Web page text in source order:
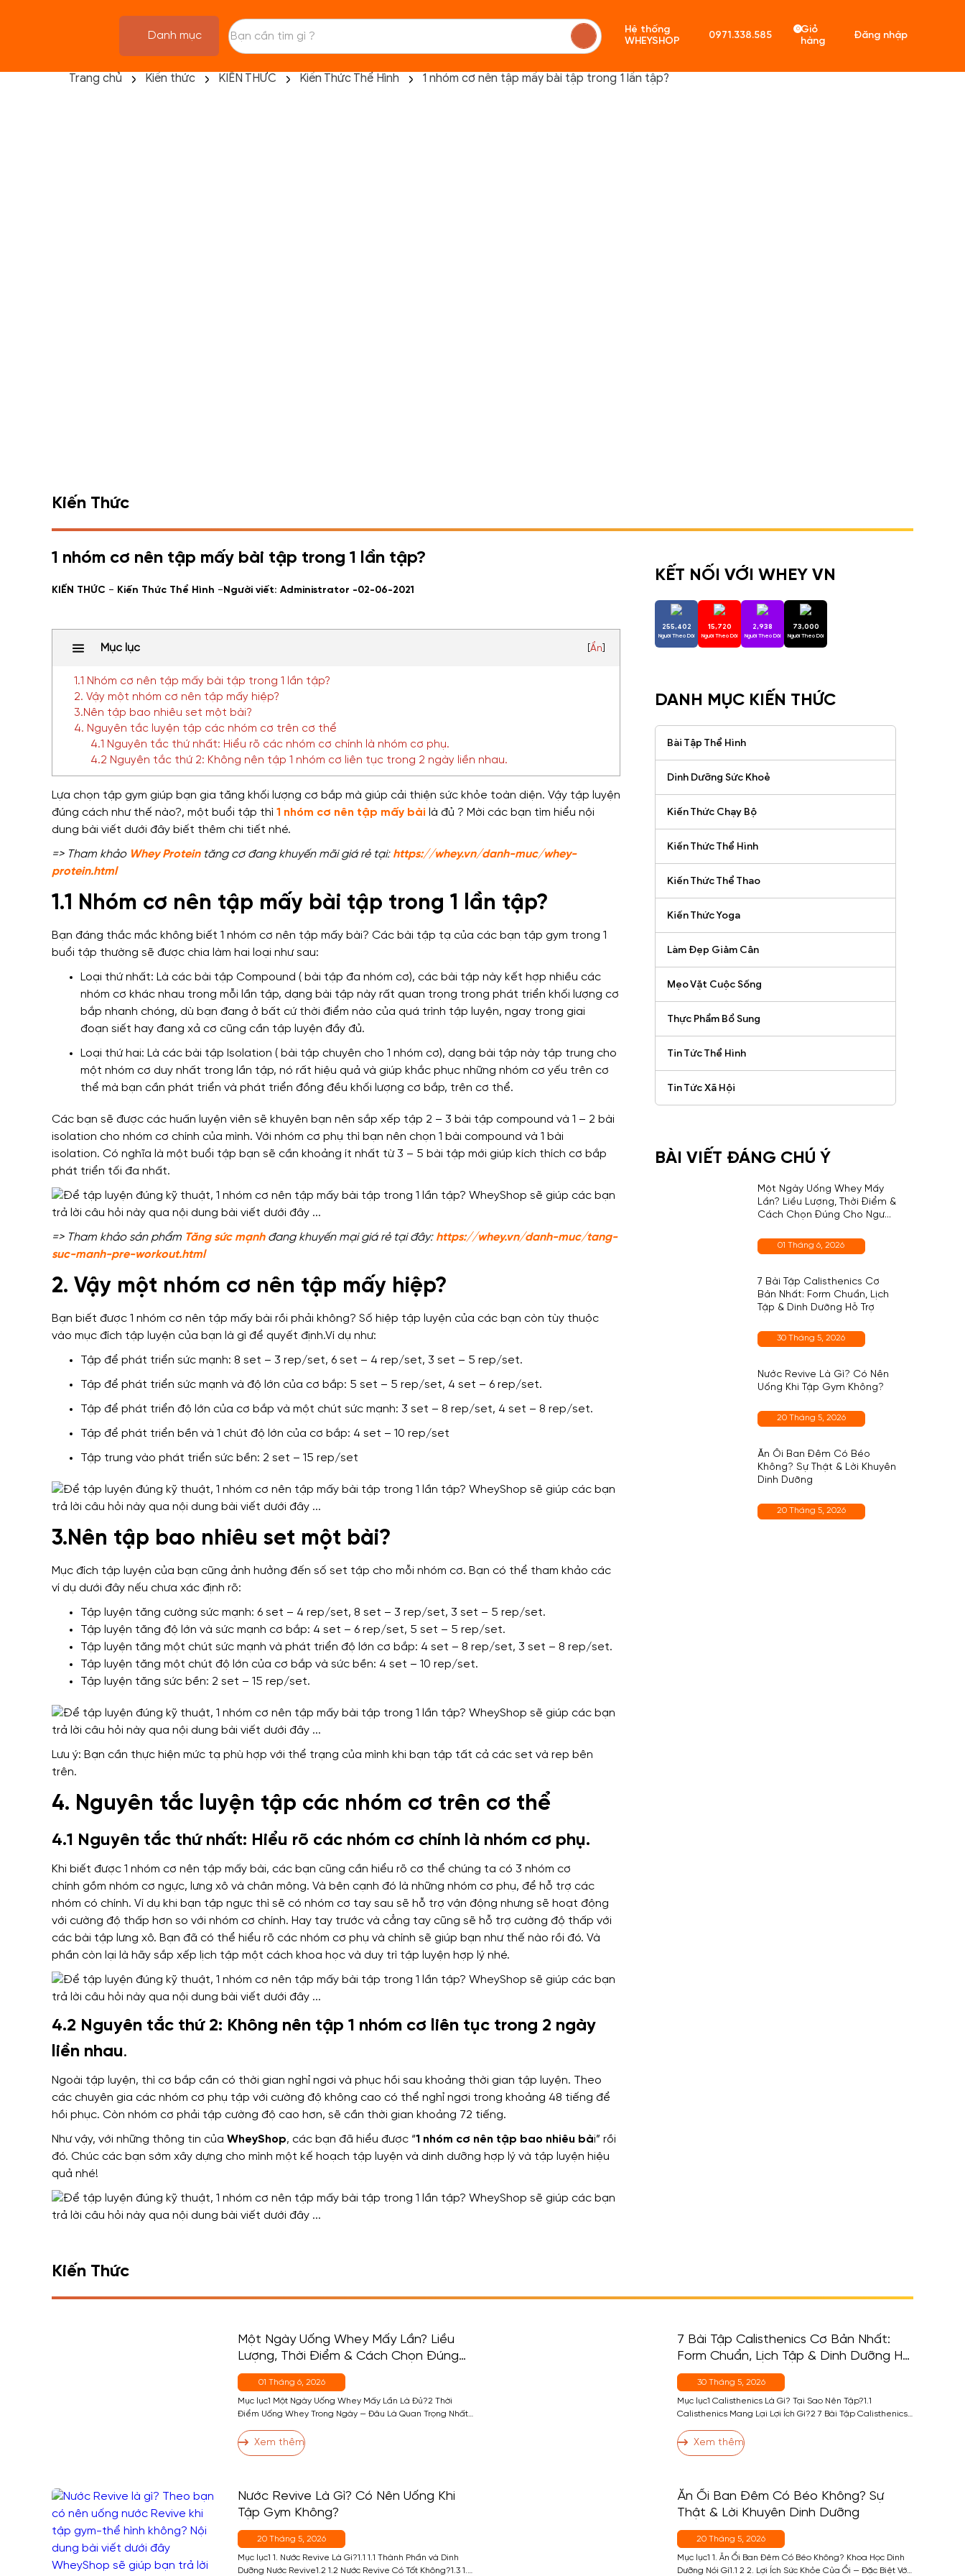
Danh mục
Hệ thống
WHEYSHOP
0971.338.585
0Giỏ
hàng
Đăng nhập
Trang chủ Kiến thức KIẾN THỨC Kiến Thức Thể Hình 1 nhóm cơ nên tập mấy bài tập trong 1 lần tập?
Kiến Thức
1 nhóm cơ nên tập mấy bài tập trong 1 lần tập?
KIẾN THỨC - Kiến Thức Thể Hình -Người viết: Administrator -02-06-2021
Mục lục Ẩn
1.1 Nhóm cơ nên tập mấy bài tập trong 1 lần tập?
2. Vậy một nhóm cơ nên tập mấy hiệp?
3.Nên tập bao nhiêu set một bài?
4. Nguyên tắc luyện tập các nhóm cơ trên cơ thể
4.1 Nguyên tắc thứ nhất: Hiểu rõ các nhóm cơ chính là nhóm cơ phụ.
4.2 Nguyên tắc thứ 2: Không nên tập 1 nhóm cơ liên tục trong 2 ngày liền nhau.
Lựa chọn tập gym giúp bạn gia tăng khối lượng cơ bắp mà giúp cải thiện sức khỏe toàn diện. Vậy tập luyện
đúng cách như thế nào?, một buổi tập thì 1 nhóm cơ nên tập mấy bài là đủ ? Mời các bạn tìm hiểu nội
dung bài viết dưới đây biết thêm chi tiết nhé.
=> Tham khảo Whey Proteintăng cơ đang khuyến mãi giá rẻ tại: https://whey.vn/danh-muc/whey-
protein.html
1.1 Nhóm cơ nên tập mấy bài tập trong 1 lần tập?
Bạn đáng thắc mắc không biết 1 nhóm cơ nên tập mấy bài? Các bài tập tạ của các bạn tập gym trong 1
buổi tập thường sẽ được chia làm hai loại như sau:
Loại thứ nhất: Là các bài tập Compound ( bài tập đa nhóm cơ), các bài tập này kết hợp nhiều các
nhóm cơ khác nhau trong mỗi lần tập, dạng bài tập này rất quan trọng trong phát triển khối lượng cơ
bắp nhanh chóng, dù bạn đang ở bất cứ thời điểm nào của quá trình tập luyện, ngay trong giai
đoạn siết hay đang xả cơ cũng cần tập luyện đầy đủ.
Loại thứ hai: Là các bài tập Isolation ( bài tập chuyên cho 1 nhóm cơ), dạng bài tập này tập trung cho
một nhóm cơ duy nhất trong lần tập, nó rất hiệu quả và giúp khắc phục những nhóm cơ yếu trên cơ
thể mà bạn cần phát triển và phát triển đồng đều khối lượng cơ bắp, trên cơ thể.
Các bạn sẽ được các huấn luyện viên sẽ khuyên bạn nên sắp xếp tập 2 – 3 bài tập compound và 1 – 2 bài
isolation cho nhóm cơ chính của mình. Với nhóm cơ phụ thì bạn nên chọn 1 bài compound và 1 bài
isolation. Có nghĩa là một buổi tập bạn sẽ cần khoảng ít nhất từ3 – 5 bài tập mới giúp kích thích cơ bắp
phát triển tối đa nhất.
=> Tham khảo sản phẩm Tăng sức mạnh đang khuyến mại giá rẻ tại đây: https://whey.vn/danh-muc/tang-
suc-manh-pre-workout.html
2. Vậy một nhóm cơ nên tập mấy hiệp?
Bạn biết được 1 nhóm cơ nên tập mấy bài rồi phải không? Số hiệp tập luyện của các bạn còn tùy thuộc
vào mục đích tập luyện của bạn là gì để quyết định.Ví dụ như:
Tập để phát triển sức mạnh: 8 set – 3 rep/set, 6 set – 4 rep/set, 3 set – 5 rep/set.
Tập để phát triển sức mạnh và độ lớn của cơ bắp: 5 set – 5 rep/set, 4 set – 6 rep/set.
Tập để phát triển độ lớn của cơ bắp và một chút sức mạnh: 3 set – 8 rep/set, 4 set – 8 rep/set.
Tập để phát triển bền và 1 chút độ lớn của cơ bắp: 4 set – 10 rep/set
Tập trung vào phát triển sức bền: 2 set – 15 rep/set
3.Nên tập bao nhiêu set một bài?
Mục đích tập luyện của bạn cũng ảnh hưởng đến số set tập cho mỗi nhóm cơ. Bạn có thể tham khảo các
ví dụ dưới đây nếu chưa xác định rõ:
Tập luyện tăng cường sức mạnh: 6 set – 4 rep/set, 8 set – 3 rep/set, 3 set – 5 rep/set.
Tập luyện tăng độ lớn và sức mạnh cơ bắp: 4 set – 6 rep/set, 5 set – 5 rep/set.
Tập luyện tăng một chút sức mạnh và phát triển độ lớn cơ bắp: 4 set – 8 rep/set, 3 set – 8 rep/set.
Tập luyện tăng một chút độ lớn của cơ bắp và sức bền: 4 set – 10 rep/set.
Tập luyện tăng sức bền: 2 set – 15 rep/set.
Lưu ý: Bạn cần thực hiện mức tạ phù hợp với thể trạng của mình khi bạn tập tất cả các set và rep bên
trên.
4. Nguyên tắc luyện tập các nhóm cơ trên cơ thể
4.1 Nguyên tắc thứ nhất: Hiểu rõ các nhóm cơ chính là nhóm cơ phụ.
Khi biết được 1 nhóm cơ nên tập mấy bài, các bạn cũng cần hiểu rõ cơ thể chúng ta có 3 nhóm cơ
chính gồm nhóm cơ ngực, lưng xô và chân mông. Và bên cạnh đó là những nhóm cơ phụ, để hỗ trợ các
nhóm có chính. Ví dụ khi bạn tập ngực thì sẽ có nhóm cơ tay sau sẽ hỗ trợ vận động nhưng sẽ hoạt động
với cường độ thấp hơn so với nhóm cơ chính. Hay tay trước và cẳng tay cũng sẽ hỗ trợ cường độ thấp với
các bài tập lưng xô. Bạn đã có thể hiểu rõ các nhóm cơ phụ và chính sẽ giúp bạn như thế nào rồi đó. Và
phần còn lại là hãy sắp xếp lịch tập một cách khoa học và duy trì tập luyện hợp lý nhé.
4.2 Nguyên tắc thứ 2: Không nên tập 1 nhóm cơ liên tục trong 2 ngày
liền nhau.
Ngoài tập luyện, thì cơ bắp cần có thời gian nghỉ ngơi và phục hồi sau khoảng thời gian tập luyện. Theo
các chuyên gia các nhóm cơ phụ tập với cường độ không cao có thể nghỉ ngơi trong khoảng 48 tiếng để
hồi phục. Còn nhóm cơ phải tập cường độ cao hơn, sẽ cần thời gian khoảng 72 tiếng.
Như vậy, với những thông tin của WheyShop, các bạn đã hiểu được “1 nhóm cơ nên tập bao nhiêu bài” rồi
đó. Chúc các bạn sớm xây dựng cho mình một kế hoạch tập luyện và dinh dưỡng hợp lý và tập luyện hiệu
quả nhé!
KẾT NỐI VỚI WHEY VN
255,402
Người Theo Dõi
15,720
Người Theo Dõi
2,938
Người Theo Dõi
73,000
Người Theo Dõi
DANH MỤC KIẾN THỨC
Bài Tập Thể Hình
Dinh Dưỡng Sức Khoẻ
Kiến Thức Chạy Bộ
Kiến Thức Thể Hình
Kiến Thức Thể Thao
Kiến Thức Yoga
Làm Đẹp Giảm Cân
Mẹo Vặt Cuộc Sống
Thực Phẩm Bổ Sung
Tin Tức Thể Hình
Tin Tức Xã Hội
BÀI VIẾT ĐÁNG CHÚ Ý
Một Ngày Uống Whey Mấy
Lần? Liều Lượng, Thời Điểm &
Cách Chọn Đúng Cho Người
01 Tháng 6, 2026
7 Bài Tập Calisthenics Cơ
Bản Nhất: Form Chuẩn, Lịch
Tập & Dinh Dưỡng Hỗ Trợ
30 Tháng 5, 2026
Nước Revive Là Gì? Có Nên
Uống Khi Tập Gym Không?
20 Tháng 5, 2026
Ăn Ổi Ban Đêm Có Béo
Không? Sự Thật & Lời Khuyên
Dinh Dưỡng
20 Tháng 5, 2026
Kiến Thức
Một Ngày Uống Whey Mấy Lần? Liều
Lượng, Thời Điểm & Cách Chọn Đúng
Cho Người Mới
01 Tháng 6, 2026
Mục lục1 Một Ngày Uống Whey Mấy Lần Là Đủ?2 Thời
Điểm Uống Whey Trong Ngày — Đâu Là Quan Trọng Nhất?
2 — Buổi Sáng (Nếu Cần)2.3 Thời Điểm 3 — Trước Ngủ
(Casein, Không Phải Whey)2.4 Thời Điểm 4 — Giữa Các […]
Xem thêm
7 Bài Tập Calisthenics Cơ Bản Nhất:
Form Chuẩn, Lịch Tập & Dinh Dưỡng Hỗ
Trợ
30 Tháng 5, 2026
Mục lục1 Calisthenics Là Gì? Tại Sao Nên Tập?1.1
Calisthenics Mang Lại Lợi Ích Gì?2 7 Bài Tập Calisthenics
Pull-Up (Hít Xà)2.3 Bài 3 — Squat2.4 Bài 4 — Dip (Chống
Đẩy Xà Kép / Ghế)2.5 Bài 5 — Plank2.6 Bài 6 — […]
Xem thêm
Nước Revive Là Gì? Có Nên Uống Khi
Tập Gym Không?
20 Tháng 5, 2026
Mục lục1 1. Nước Revive Là Gì?1.1 1.1 Thành Phần và Dinh
Dưỡng Nước Revive1.2 1.2 Nước Revive Có Tốt Không?1.3 1.3
Ăn Ổi Ban Đêm Có Béo Không? Sự
Thật & Lời Khuyên Dinh Dưỡng
20 Tháng 5, 2026
Mục lục1 1. Ăn Ổi Ban Đêm Có Béo Không? Khoa Học Dinh
Dưỡng Nói Gì1.1 2 2. Lợi Ích Sức Khỏe Của Ổi — Đặc Biệt Với